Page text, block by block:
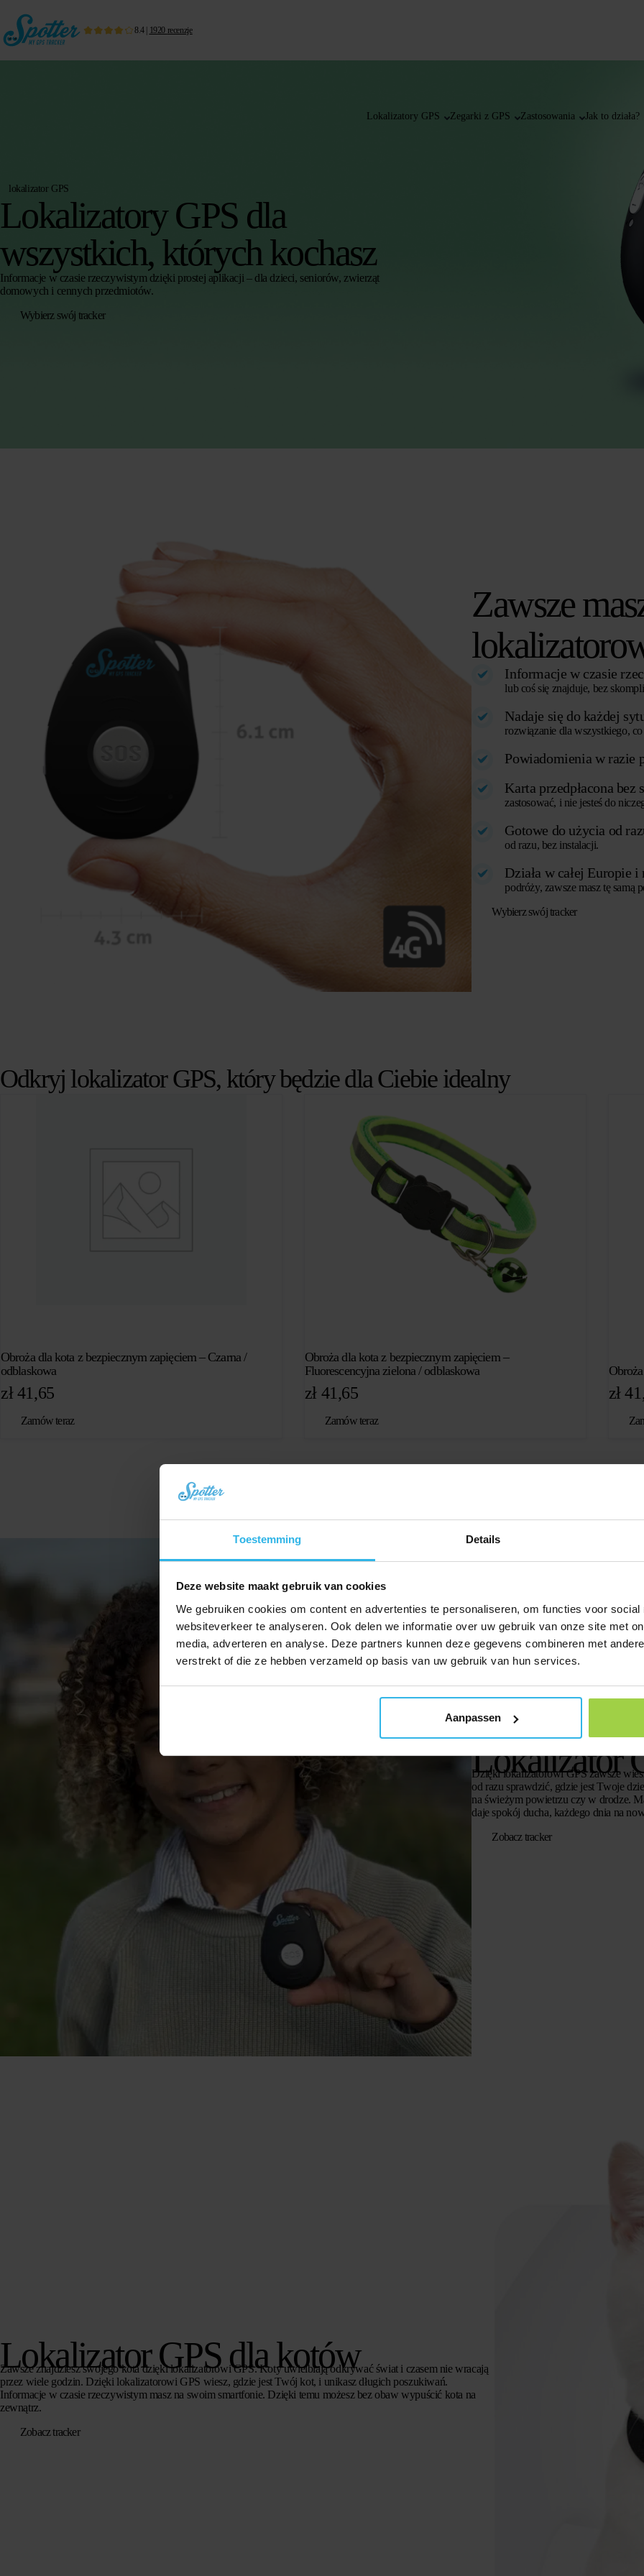
Toestemming Details
Deze website maakt gebruik van cookies
We gebruiken cookies om content en advertenties te personaliseren, om functies voor social
websiteverkeer te analyseren. Ook delen we informatie over uw gebruik van onze site met
media, adverteren en analyse. Deze partners kunnen deze gegevens combineren met
verstrekt of die ze hebben verzameld op basis van uw gebruik van hun services.
Aanpassen
8.4| 1920 recenzje
Lokalizatory GPS Zegarki z GPS Zastosowania Jak to działa?
lokalizator GPS
Lokalizatory GPS dla
wszystkich, których kochasz
Informacje w czasie rzeczywistym dzięki prostej aplikacji – dla dzieci, seniorów, zwierząt
domowych i cennych przedmiotów.
Wybierz swój tracker
Zawsze
Informacje w czasie
lub coś się znajduje, bez
Nadaje się do każdej
rozwiązanie dla wszystkiego,
Powiadomienia w razie
Karta przedpłacona bez
zastosować, i nie jesteś do
Gotowe do użycia od
od razu, bez instalacji.
Działa w całej Europie i
podróży, zawsze masz tę samą
Wybierz swój tracker
Odkryj lokalizator GPS, który będzie dla Ciebie idealny
Obroża dla kota z bezpiecznym zapięciem – Czarna /
odblaskowa
zł41,65
Zamów teraz
Obroża dla kota z bezpiecznym zapięciem –
Fluorescencyjna zielona / odblaskowa
zł41,65
Zamów teraz
zł
Lokalizator
Dzięki lokalizatorowi GPS zawsze
od razu sprawdzić, gdzie jest Twoje
na świeżym powietrzu czy w drodze.
daje spokój ducha, każdego dnia na
Zobacz tracker
Lokalizator GPS dla kotów
Zawsze znajdziesz swojego kota dzięki lokalizatorowi GPS. Koty uwielbiają odkrywać świat i czasem nie wracają
przez wiele godzin. Dzięki lokalizatorowi GPS wiesz, gdzie jest Twój kot, i unikasz długich poszukiwań.
Informacje w czasie rzeczywistym masz na swoim smartfonie. Dzięki temu możesz bez obaw wypuścić kota na
zewnątrz.
Zobacz tracker